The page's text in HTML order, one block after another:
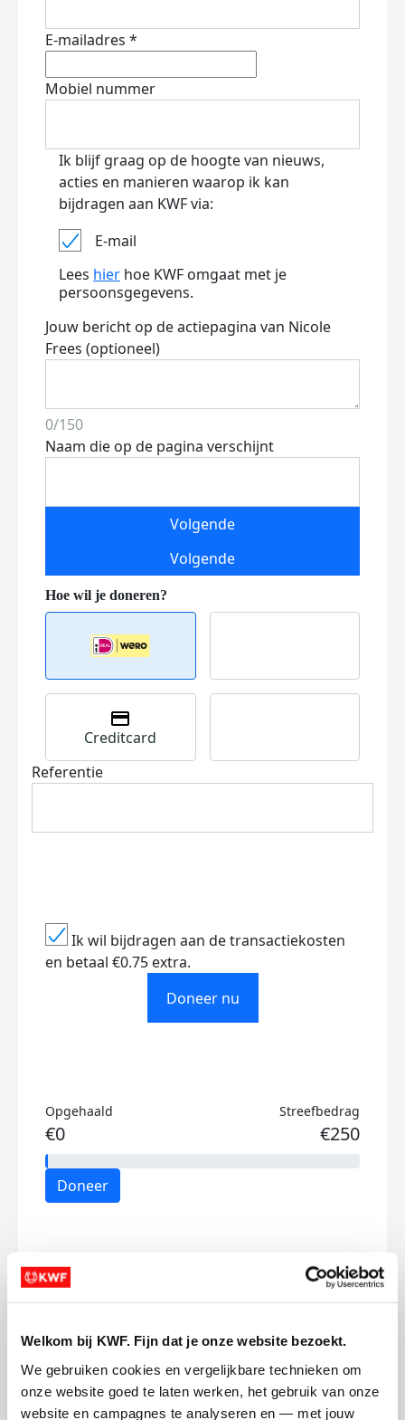
Welkom bij KWF. Fijn dat je onze website bezoekt.
We gebruiken cookies en vergelijkbare technieken om
onze website goed te laten werken, het gebruik van onze
website en campagnes te analyseren en — met jouw
E-mailadres *
Mobiel nummer
Ik blijf graag op de hoogte van nieuws,
acties en manieren waarop ik kan
bijdragen aan KWF via:
E-mail
Lees hier hoe KWF omgaat met je
persoonsgegevens.
Jouw bericht op de actiepagina van Nicole
Frees (optioneel)
0/150
Naam die op de pagina verschijnt
Volgende
Volgende
Creditcard
Referentie
Ik wil bijdragen aan de transactiekosten
en betaal €0.75 extra.
Doneer nu
Opgehaald
€0
Streefbedrag
€250
Doneer
Mijn activiteiten volgen
21
kms